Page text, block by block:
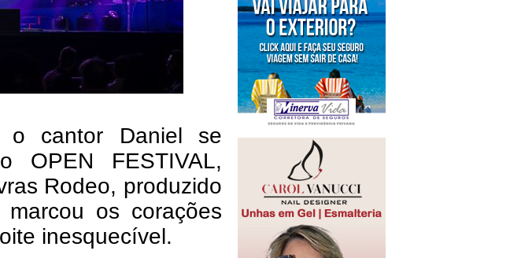
o cantor Daniel se
OPEN FESTIVAL,
Rodeo, produzido
os corações
inesquecível.